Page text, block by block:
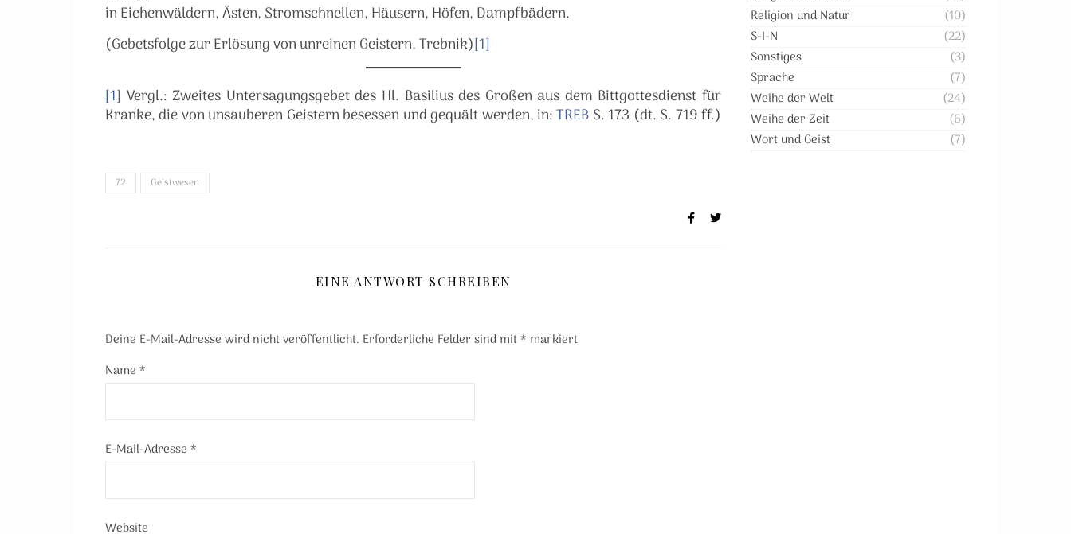
in Eichenwäldern, Ästen, Stromschnellen, Häusern, Höfen, Dampfbädern.
(Gebetsfolge zur Erlösung von unreinen Geistern, Trebnik)[1]
[1] Vergl.: Zweites Untersagungsgebet des Hl. Basilius des Großen aus dem Bittgottesdienst für
Kranke, die von unsauberen Geistern besessen und gequält werden, in:TREB S. 173 (dt. S. 719 ff.)
72 Geistwesen
EINE ANTWORT SCHREIBEN
Deine E-Mail-Adresse wird nicht veröffentlicht. Erforderliche Felder sind mit* markiert
Name *
E-Mail-Adresse *
Website
Religion und Natur
(10)
S-I-N
(22)
Sonstiges
(3)
Sprache
(7)
Weihe der Welt
(24)
Weihe der Zeit
(6)
Wort und Geist
(7)